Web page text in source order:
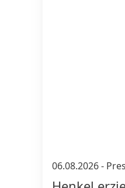
06.08.2026-